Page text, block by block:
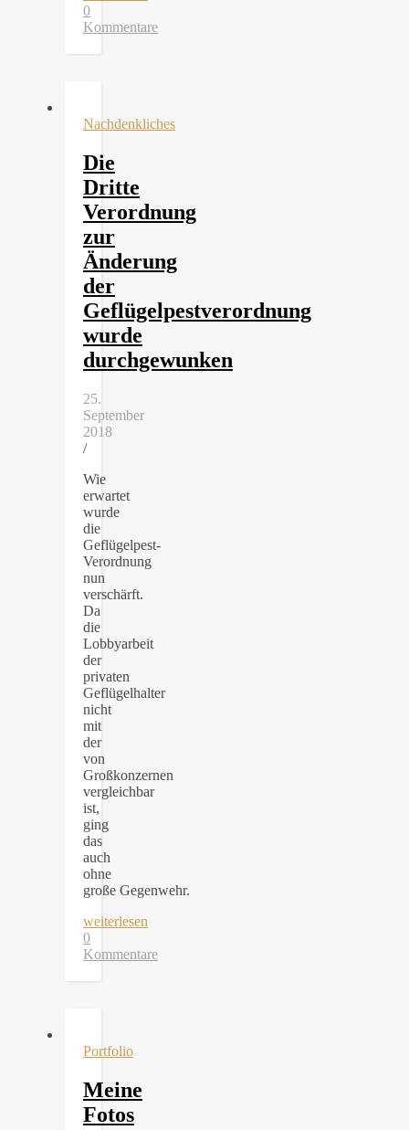
0
Kommentare
Nachdenkliches
Die
Dritte
Verordnung
zur
Änderung
der
Geflügelpestverordnung
wurde
durchgewunken
25.
September
2018
/
Wie
erwartet
wurde
die
Geflügelpest-
Verordnung
nun
verschärft.
Da
die
Lobbyarbeit
der
privaten
Geflügelhalter
nicht
mit
der
von
Großkonzernen
vergleichbar
ist,
ging
das
auch
ohne
große Gegenwehr.
weiterlesen
0
Kommentare
Portfolio
Meine
Fotos